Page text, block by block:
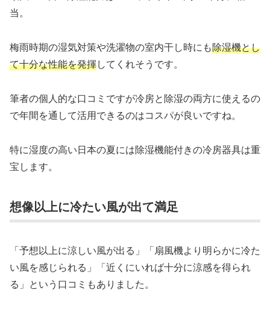
当。
梅雨時期の湿気対策や洗濯物の室内干し時にも除湿機とし
て十分な性能を発揮してくれそうです。
筆者の個人的な口コミですが冷房と除湿の両方に使えるの
で年間を通して活用できるのはコスパが良いですね。
特に湿度の高い日本の夏には除湿機能付きの冷房器具は重
宝します。
想像以上に冷たい風が出て満足
「予想以上に涼しい風が出る」「扇風機より明らかに冷た
い風を感じられる」「近くにいれば十分に涼感を得られ
る」という口コミもありました。